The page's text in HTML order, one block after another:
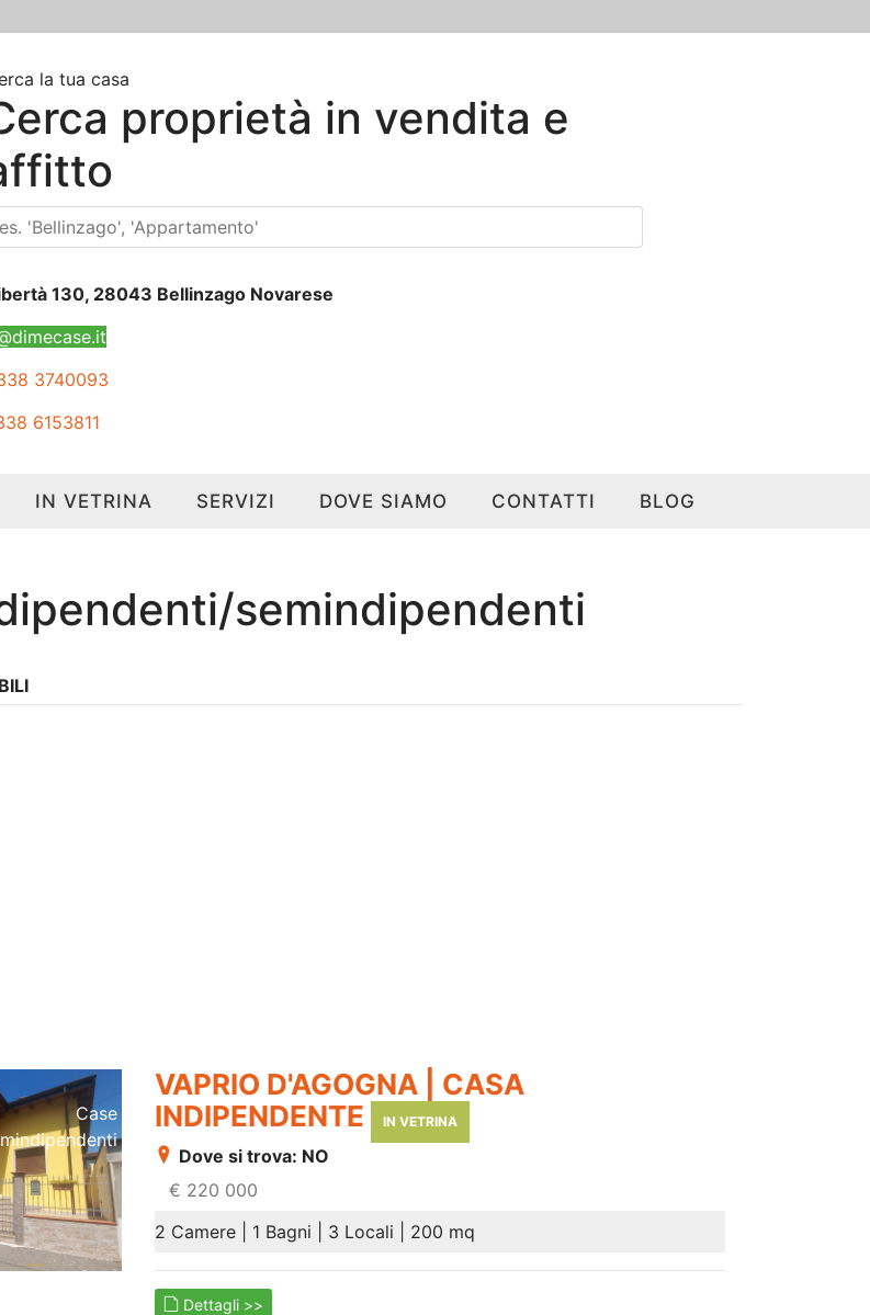
la tua casa
proprietà in vendita e
130, 28043 Bellinzago Novarese
3740093
6153811
IN VETRINA SERVIZI DOVE SIAMO CONTATTI BLOG
semindipendenti
Case
VAPRIO D'AGOGNA | CASA
INDIPENDENTE
IN VETRINA
Dove si trova: NO
€ 220 000
2 Camere | 1 Bagni | 3 Locali | 200 mq
Dettagli >>